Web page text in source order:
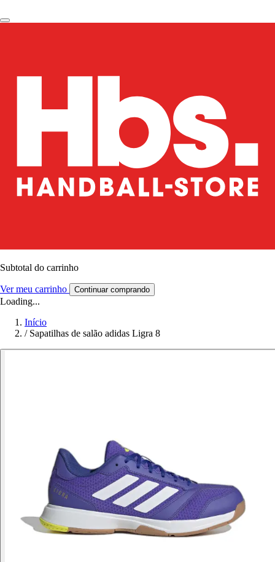
Subtotal do carrinho
Ver meu carrinho Continuar comprando
Loading...
Início
/ Sapatilhas de salão adidas Ligra 8